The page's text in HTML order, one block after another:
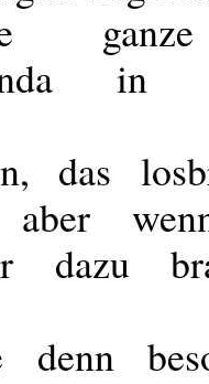
das
aber
dazu
denn